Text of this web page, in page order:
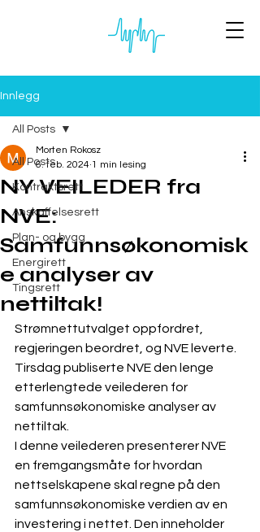
Innlegg
All Posts
Kontraktsrett
Anskaffelsesrett
Plan- og bygg
Energirett
Tingsrett
All Posts
NY VEILEDER fra
NVE:
Samfunnsøkonomisk
e analyser av
nettiltak!
Morten Rokosz
6. feb. 2024 1 min lesing
Strømnettutvalget oppfordret,
regjeringen beordret, og NVE leverte.
Tirsdag publiserte NVE den lenge
etterlengtede veilederen for
samfunnsøkonomiske analyser av
nettiltak.
I denne veilederen presenterer NVE
en fremgangsmåte for hvordan
nettselskapene skal regne på den
samfunnsøkonomiske verdien av en
investering i nettet. Den inneholder